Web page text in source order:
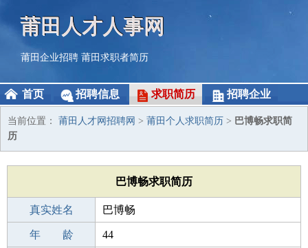
莆田人才人事网
莆田企业招聘 莆田求职者简历
首页 招聘信息 求职简历 招聘企业
当前位置： 莆田人才网招聘网 > 莆田个人求职简历 > 巴博畅求职简
历
巴博畅求职简历
真实姓名 巴博畅
性 别 男
年 龄 44